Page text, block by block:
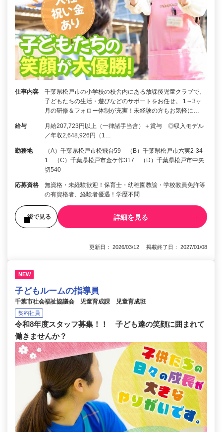
仕事内容
千葉県松戸市の小学校の校舎内にある放課後児童クラブで、
子どもたちの生活・遊びなどのサポートをお任せ。 1～3ヶ
月の研修＆フォロー体制が充実！未経験の方もお気軽に…
給与
月給207,723円以上（一律諸手当含）＋賞与 ◎収入モデル
／年収2,648,926円（1…
勤務地
（A）千葉県松戸市松飛台59 （B）千葉県松戸市六実2-34-
1 （C）千葉県松戸市金ケ作317 （D）千葉県松戸市中矢
切540
応募資格
無資格・未経験歓迎！保育士・幼稚園教諭・学校教員免許等
の有資格者、経験者優遇！学歴不問
後で見る 詳細を見る
更新日： 2026/03/12 掲載終了日： 2027/01/08
NEW
子どもルームの指導員
千葉市社会福祉協議会 児童育成課 児童育成班
契約社員
令和8年度スタッフ募集！！ 子ども達の笑顔に囲まれて
働きませんか？